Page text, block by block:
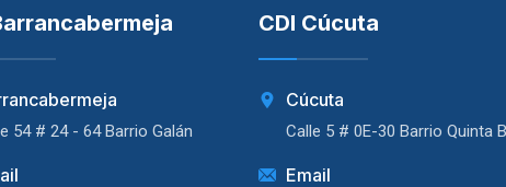
54 # 24 - 64 Barrio Galán
CDI Cúcuta
Cúcuta
Calle 5 # 0E-30 Barrio Quinta
Email